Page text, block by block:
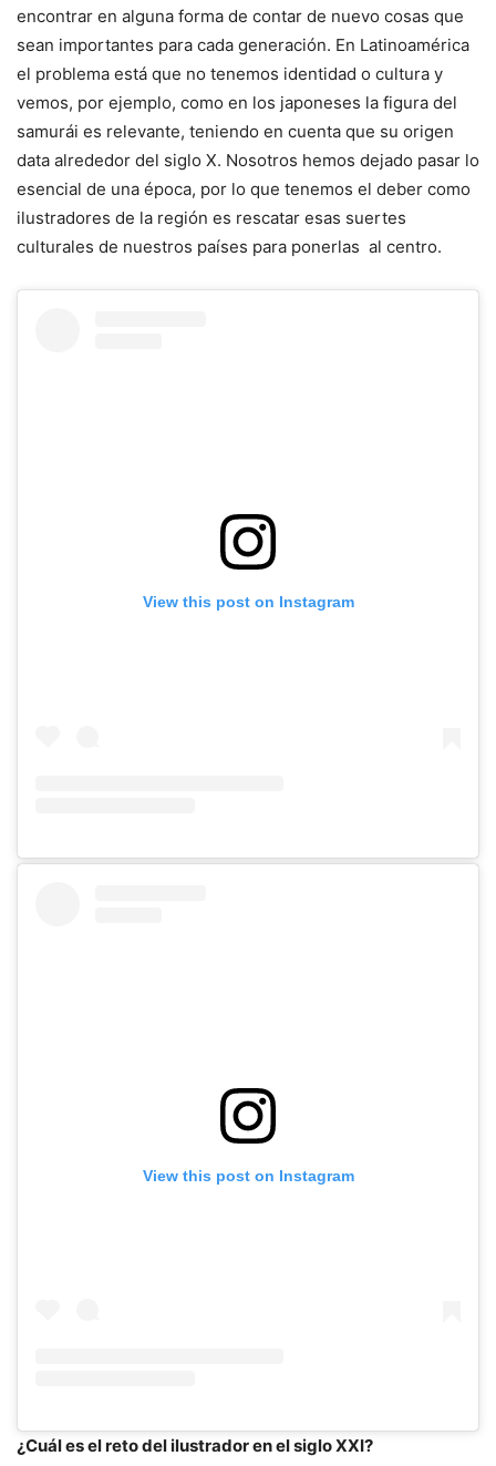
encontrar en alguna forma de contar de nuevo cosas que
sean importantes para cada generación. En Latinoamérica
el problema está que no tenemos identidad o cultura y
vemos, por ejemplo, como en los japoneses la figura del
samurái es relevante, teniendo en cuenta que su origen
data alrededor del siglo X. Nosotros hemos dejado pasar lo
esencial de una época, por lo que tenemos el deber como
ilustradores de la región es rescatar esas suertes
culturales de nuestros países para ponerlas al centro.
View this post on Instagram
View this post on Instagram
¿Cuál es el reto del ilustrador en el siglo XXI?